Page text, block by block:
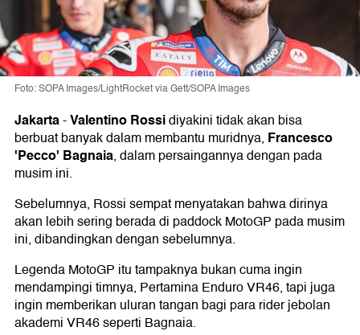
Foto: SOPA Images/LightRocket via Gett/SOPA Images
Jakarta-Valentino Rossidiyakini tidak akan bisa
berbuat banyak dalam membantu muridnya, Francesco
'Pecco' Bagnaia, dalam persaingannya dengan pada
musim ini.
Sebelumnya, Rossi sempat menyatakan bahwa dirinya
akan lebih sering berada di paddock MotoGP pada musim
ini, dibandingkan dengan sebelumnya.
Legenda MotoGP itu tampaknya bukan cuma ingin
mendampingi timnya, Pertamina Enduro VR46, tapi juga
ingin memberikan uluran tangan bagi para rider jebolan
akademi VR46 seperti Bagnaia.